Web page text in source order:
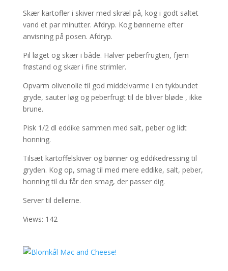
Skær kartofler i skiver med skræl på, kog i godt saltet
vand et par minutter. Afdryp. Kog bønnerne efter
anvisning på posen. Afdryp.
Pil løget og skær i både. Halver peberfrugten, fjern
frøstand og skær i fine strimler.
Opvarm olivenolie til god middelvarme i en tykbundet
gryde, sauter løg og peberfrugt til de bliver bløde , ikke
brune.
Pisk 1/2 dl eddike sammen med salt, peber og lidt
honning.
Tilsæt kartoffelskiver og bønner og eddikedressing til
gryden. Kog op, smag til med mere eddike, salt, peber,
honning til du får den smag, der passer dig.
Server til dellerne.
Views: 142